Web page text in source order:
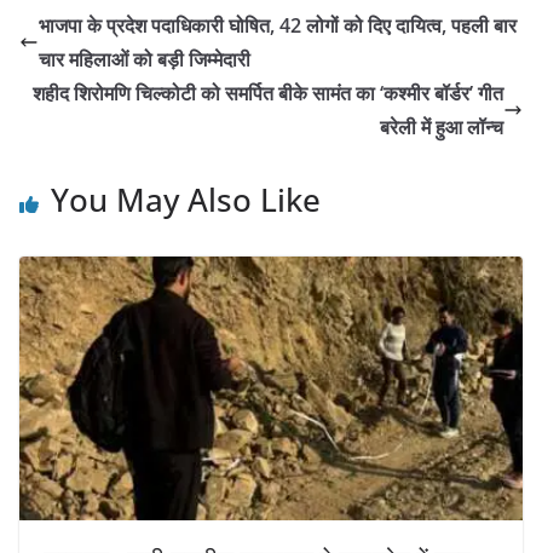
भाजपा के प्रदेश पदाधिकारी घोषित, 42 लोगों को दिए दायित्व, पहली बार
चार महिलाओं को बड़ी जिम्मेदारी
शहीद शिरोमणि चिल्कोटी को समर्पित बीके सामंत का ‘कश्मीर बॉर्डर’ गीत
बरेली में हुआ लॉन्च
You May Also Like